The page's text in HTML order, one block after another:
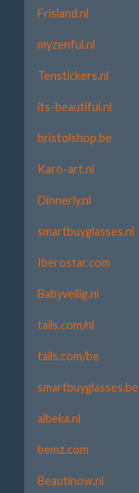
Frisland.nl
myzenful.nl
Tenstickers.nl
its-beautiful.nl
bristolshop.be
Karo-art.nl
Dinnerly.nl
smartbuyglasses.nl
Iberostar.com
Babyveilig.nl
tails.com/nl
tails.com/be
smartbuyglasses.be
albeka.nl
bemz.com
Beautinow.nl